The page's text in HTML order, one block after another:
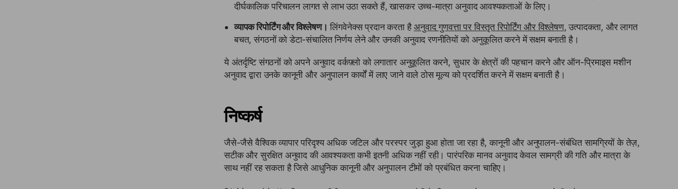
दीर्घकालिक परिचालन लागत से लाभ उठा सकते हैं, खासकर उच्च-मात्रा अनुवाद आवश्यकताओं के लिए।
व्यापक रिपोर्टिंग और विश्लेषण। लिंगवेनेक्स प्रदान करता है अनुवाद गुणवत्ता पर विस्तृत रिपोर्टिंग और विश्लेषण, उत्पादकता, और लागत
बचत, संगठनों को डेटा-संचालित निर्णय लेने और उनकी अनुवाद रणनीतियों को अनुकूलित करने में सक्षम बनाती है।
ये अंतर्दृष्टि संगठनों को अपने अनुवाद वर्कफ़्लो को लगातार अनुकूलित करने, सुधार के क्षेत्रों की पहचान करने और ऑन-प्रिमाइस मशीन
अनुवाद द्वारा उनके कानूनी और अनुपालन कार्यों में लाए जाने वाले ठोस मूल्य को प्रदर्शित करने में सक्षम बनाती है।
निष्कर्ष
जैसे-जैसे वैश्विक व्यापार परिदृश्य अधिक जटिल और परस्पर जुड़ा हुआ होता जा रहा है, कानूनी और अनुपालन-संबंधित सामग्रियों के तेज़,
सटीक और सुरक्षित अनुवाद की आवश्यकता कभी इतनी अधिक नहीं रही। पारंपरिक मानव अनुवाद केवल सामग्री की गति और मात्रा के
साथ नहीं रह सकता है जिसे आधुनिक कानूनी और अनुपालन टीमों को प्रबंधित करना चाहिए।